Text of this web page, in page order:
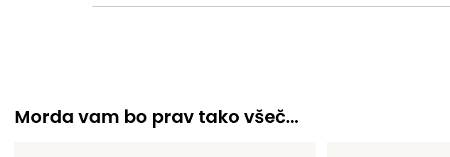
Morda vam bo prav tako všeč…